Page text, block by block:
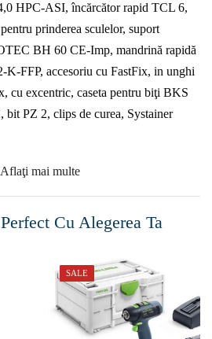
HPC-ASI, încărcător rapid TCL 6,
prinderea sculelor, suport
BH 60 CE-Imp, mandrină rapidă
K-FFP, accesoriu cu FastFix, in unghi
cu excentric, caseta pentru biţi BKS
PZ 2, clips de curea, Systainer
mai multe
Cu Alegerea Ta
SALE